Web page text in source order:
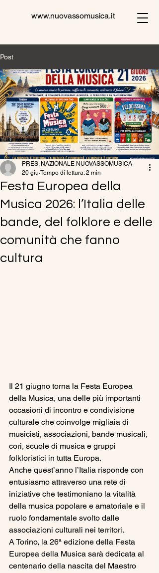
www.nuovassomusica.it
Post
Festa Europea della
Musica 2026: l’Italia delle
bande, del folklore e delle
comunità che fanno
cultura
PRES. NAZIONALE NUOVASSOMUSICA
20 giu Tempo di lettura: 2 min
Il 21 giugno torna la Festa Europea
della Musica, una delle più importanti
occasioni di incontro e condivisione
culturale che coinvolge migliaia di
musicisti, associazioni, bande musicali,
cori, scuole di musica e gruppi
folkloristici in tutta Europa.
Anche quest’anno l’Italia risponde con
entusiasmo attraverso una rete di
iniziative che testimoniano la vitalità
della musica popolare e amatoriale e il
ruolo fondamentale svolto dalle
associazioni culturali nei territori.
A Torino, la 26ª edizione della Festa
Europea della Musica sarà dedicata al
centenario della nascita del Maestro